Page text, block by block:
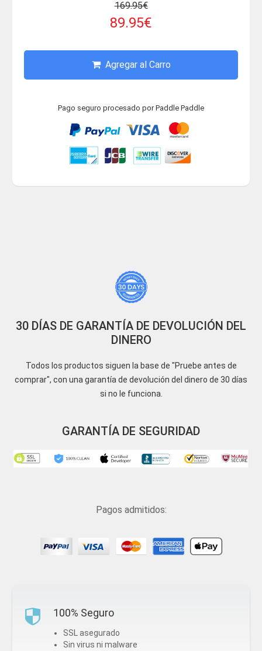
169.95€
89.95€
Agregar al Carro
Pago seguro procesado por Paddle Paddle
30 DÍAS DE GARANTÍA DE DEVOLUCIÓN DEL
DINERO
Todos los productos siguen la base de "Pruebe antes de
comprar", con una garantía de devolución del dinero de 30 días
si no le funciona.
GARANTÍA DE SEGURIDAD
Pagos admitidos:
100% Seguro
SSL asegurado
Sin virus ni malware